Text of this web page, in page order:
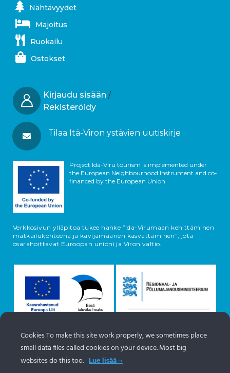
Nähtävyydet
Majoitus
Ruokailu
Ostokset
Kirjaudu sisään /
Rekisteröidy
Tilaa Itä-Viron ystävien uutiskirje
Project Ida-Viru tourism is implemented under
the European Neighbourhood Instrument and co-
financed by the European Union
Verkkosivun ylläpitoa tukee hanke ”Ida-Virumaan kehittäminen
matkailukohteena ja kävijämäärien kasvattaminen”, jota
osarahoittavat Euroopan unioni ja Viron valtio.
Tietoja esineistä tulee Viron matkailuportaalista
Cookies To make this site work properly, we sometimes place
small data files called cookies on your device. Most big
websites do this too.
Lue lisää